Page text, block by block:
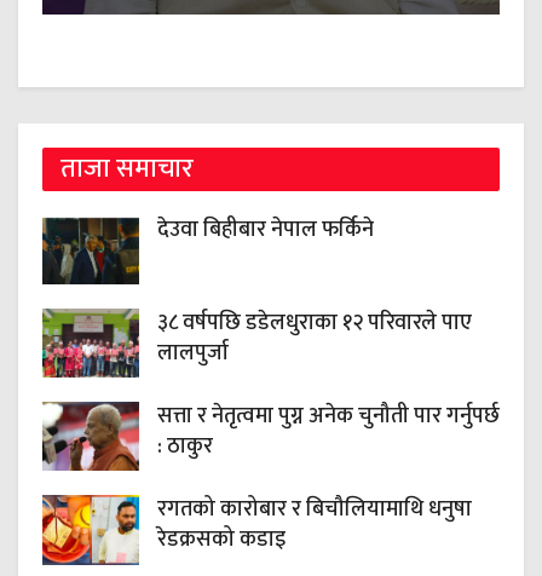
ताजा समाचार
देउवा बिहीबार नेपाल फर्किने
३८ वर्षपछि डडेलधुराका १२ परिवारले पाए
लालपुर्जा
सत्ता र नेतृत्वमा पुग्न अनेक चुनौती पार गर्नुपर्छ
: ठाकुर
रगतको कारोबार र बिचौलियामाथि धनुषा
रेडक्रसको कडाइ